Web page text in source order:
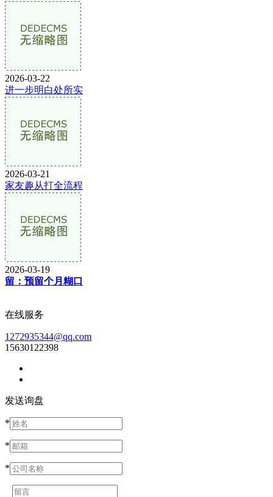
2026-03-22
进一步明白处所实
2026-03-21
家友趣从打全流程
2026-03-19
留：预留个月糊口
在线服务
1272935344@qq.com
15630122398
发送询盘
*
*
*